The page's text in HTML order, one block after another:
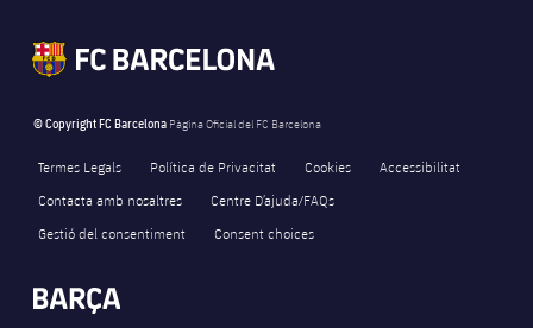
© Copyright FC Barcelona Pàgina Oficial del FC Barcelona
Termes Legals Política de Privacitat Cookies
Accessibilitat
Contacta amb nosaltres
Centre D’ajuda/FAQs
Gestió del consentiment
Consent choices